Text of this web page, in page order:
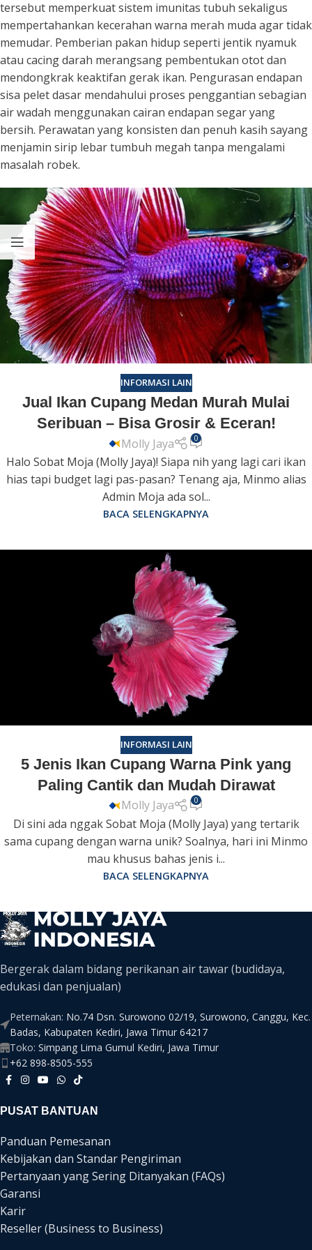
tersebut memperkuat sistem imunitas tubuh sekaligus
mempertahankan kecerahan warna merah muda agar tidak
memudar. Pemberian pakan hidup seperti jentik nyamuk
atau cacing darah merangsang pembentukan otot dan
mendongkrak keaktifan gerak ikan. Pengurasan endapan
sisa pelet dasar mendahului proses penggantian sebagian
air wadah menggunakan cairan endapan segar yang
bersih. Perawatan yang konsisten dan penuh kasih sayang
menjamin sirip lebar tumbuh megah tanpa mengalami
masalah robek.
INFORMASI LAIN
Jual Ikan Cupang Medan Murah Mulai
Seribuan – Bisa Grosir & Eceran!
Molly Jaya 0
Halo Sobat Moja (Molly Jaya)! Siapa nih yang lagi cari ikan
hias tapi budget lagi pas-pasan? Tenang aja, Minmo alias
Admin Moja ada sol...
BACA SELENGKAPNYA
INFORMASI LAIN
5 Jenis Ikan Cupang Warna Pink yang
Paling Cantik dan Mudah Dirawat
Molly Jaya 0
Di sini ada nggak Sobat Moja (Molly Jaya) yang tertarik
sama cupang dengan warna unik? Soalnya, hari ini Minmo
mau khusus bahas jenis i...
BACA SELENGKAPNYA
Bergerak dalam bidang perikanan air tawar (budidaya,
edukasi dan penjualan)
Peternakan: No.74 Dsn. Surowono 02/19, Surowono, Canggu, Kec.
Badas, Kabupaten Kediri, Jawa Timur 64217
Toko: Simpang Lima Gumul Kediri, Jawa Timur
+62 898-8505-555
PUSAT BANTUAN
Panduan Pemesanan
Kebijakan dan Standar Pengiriman
Pertanyaan yang Sering Ditanyakan (FAQs)
Garansi
Karir
Reseller (Business to Business)